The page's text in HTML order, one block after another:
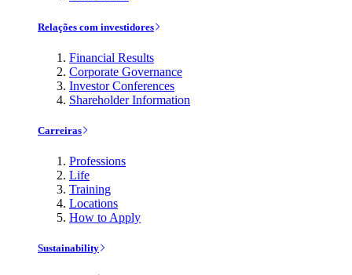
Relações com investidores
Financial Results
Corporate Governance
Investor Conferences
Shareholder Information
Carreiras
Professions
Life
Training
Locations
How to Apply
Sustainability